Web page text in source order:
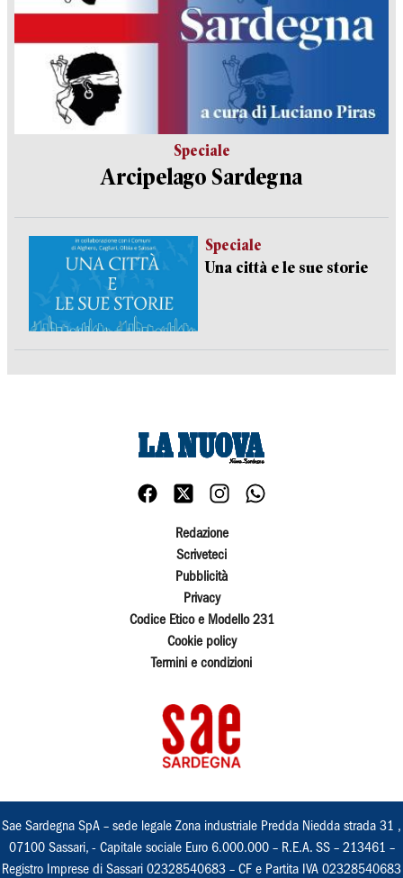
Speciale
Arcipelago Sardegna
Speciale
Una città e le sue storie
Redazione
Scriveteci
Pubblicità
Privacy
Codice Etico e Modello 231
Cookie policy
Termini e condizioni
Sae Sardegna SpA – sede legale Zona industriale Predda Niedda strada 31 ,
07100 Sassari, - Capitale sociale Euro 6.000.000 – R.E.A. SS – 213461 –
Registro Imprese di Sassari 02328540683 – CF e Partita IVA 02328540683